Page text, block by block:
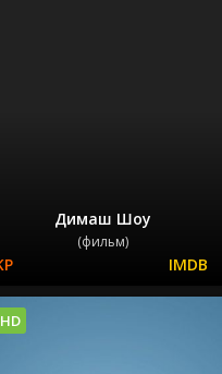
Димаш Шоу
(фильм)
HD